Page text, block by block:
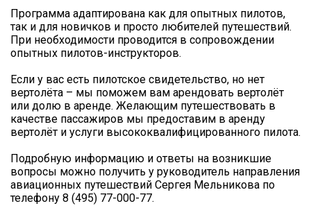
Программа адаптирована как для опытных пилотов,
так и для новичков и просто любителей путешествий.
При необходимости проводится в сопровождении
опытных пилотов-инструкторов.
Если у вас есть пилотское свидетельство, но нет
вертолёта – мы поможем вам арендовать вертолёт
или долю в аренде. Желающим путешествовать в
качестве пассажиров мы предоставим в аренду
вертолёт и услуги высококвалифицированного пилота.
Подробную информацию и ответы на возникшие
вопросы можно получить у руководитель направления
авиационных путешествий Сергея Мельникова по
телефону 8 (495) 77-000-77.